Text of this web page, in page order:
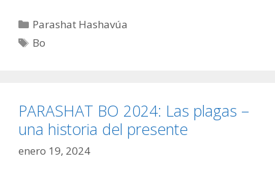
Categorías
Parashat Hashavúa
Etiquetas
Bo
PARASHAT BO 2024: Las plagas –
una historia del presente
enero 19, 2024